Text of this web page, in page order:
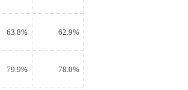
63.8% 62.9%
79.9% 78.0%